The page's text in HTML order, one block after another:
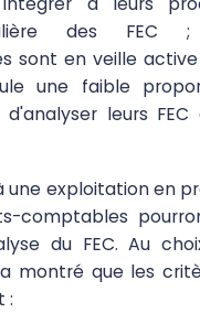
des FEC
sont en veille
une faible
leurs
une exploitation en
comptables
du FEC. Au
montré que les
: